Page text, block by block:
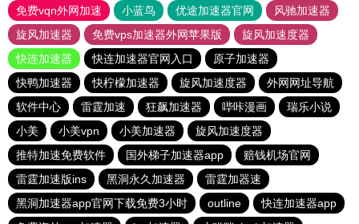
免费vqn外网加速
小蓝鸟 优途加速器官网
风驰加速器
旋风加速器
免费vps加速器外网苹果版
旋风加速度器
快连加速器
快连加速器官网入口
原子加速器
快鸭加速器
快柠檬加速器 旋风加速度器
外网网址导航
软件中心
雷霆加速 狂飙加速器 哔咔漫画
瑞乐小说
小美
小美vpn 小美加速器
旋风加速度器
推特加速免费软件
国外梯子加速器app
赔钱机场官网
雷霆加速版ins
黑洞永久加速器
雷霆加器速
黑洞加速器app官网下载免费3小时
outline
快连加速器app